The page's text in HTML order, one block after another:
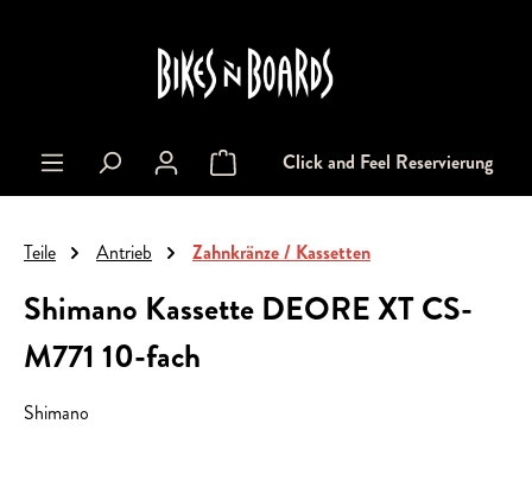
Warenkorb enthält 0 Positionen. Der
Click and Feel Reservierung
Teile Antrieb Zahnkränze / Kassetten
Shimano Kassette DEORE XT CS-
M771 10-fach
Shimano